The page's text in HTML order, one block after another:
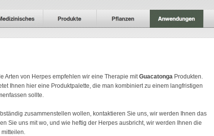
Arten von Herpes empfehlen wir eine Therapie mitGuacatonga Produkten.
Ihnen hier eine Produktpalette, die man kombiniert zu einem langfristigen
sollte.
zusammenstellen wollen, kontaktieren Sie uns, wir werden Ihnen das
Sie uns mit wo, und wie heftig der Herpes ausbricht, wir werden Ihnen die